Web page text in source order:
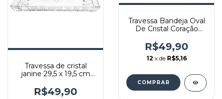
Travessa de cristal
janine 29,5 x 19,5 cm
R$49,90
Travessa Bandeja Oval
De Cristal Coração
R$49,90
12 x de R$5,16